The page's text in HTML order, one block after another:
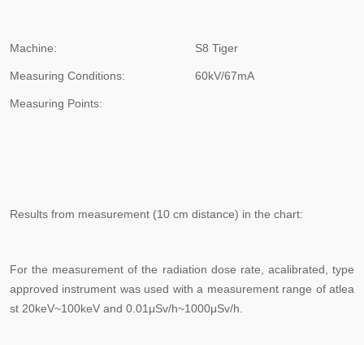
Machine: S8 Tiger
Measuring Conditions: 60kV/67mA
Measuring Points:
Results from measurement (10 cm distance) in the chart:
For the measurement of the radiation dose rate, acalibrated, type
approved instrument was used with a measurement range of atlea
st 20keV~100keV and 0.01μSv/h~1000μSv/h.